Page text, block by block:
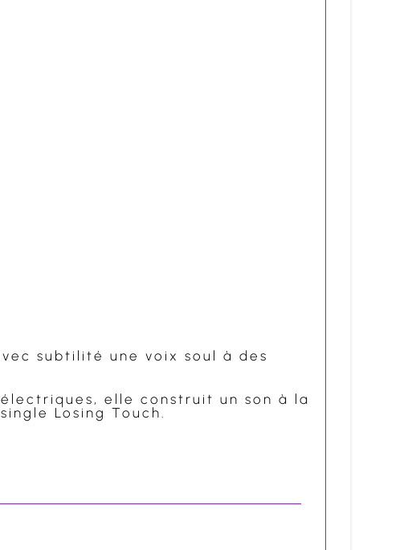
subtilité une voix soul à des
elle construit un son à la
Losing Touch.